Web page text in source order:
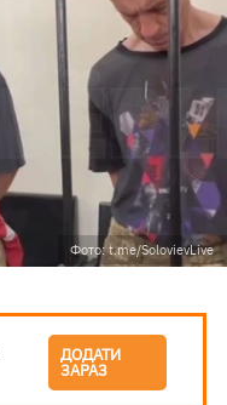
Фото: t.me/SolovievLive
ДОДАТИ
ЗАРАЗ